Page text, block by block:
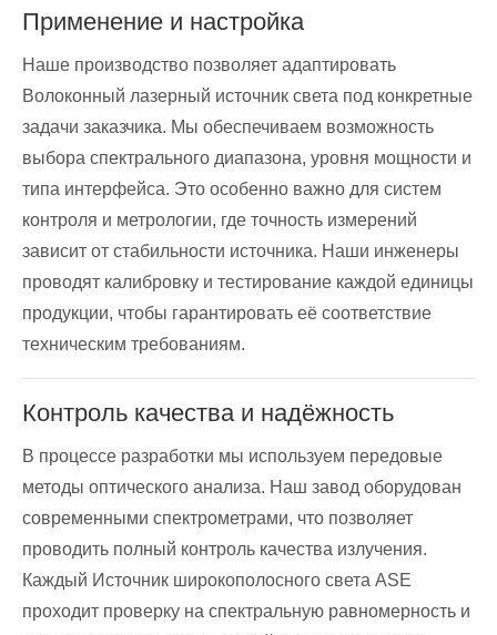
Применение и настройка
Наше производство позволяет адаптировать
Волоконный лазерный источник света под конкретные
задачи заказчика. Мы обеспечиваем возможность
выбора спектрального диапазона, уровня мощности и
типа интерфейса. Это особенно важно для систем
контроля и метрологии, где точность измерений
зависит от стабильности источника. Наши инженеры
проводят калибровку и тестирование каждой единицы
продукции, чтобы гарантировать её соответствие
техническим требованиям.
Контроль качества и надёжность
В процессе разработки мы используем передовые
методы оптического анализа. Наш завод оборудован
современными спектрометрами, что позволяет
проводить полный контроль качества излучения.
Каждый Источник широкополосного света ASE
проходит проверку на спектральную равномерность и